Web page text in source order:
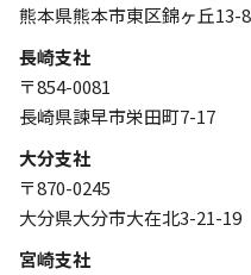
熊本県熊本市東区錦ヶ丘13-8
長崎支社
〒854-0081
長崎県諫早市栄田町7-17
大分支社
〒870-0245
大分県大分市大在北3-21-19
宮崎支社